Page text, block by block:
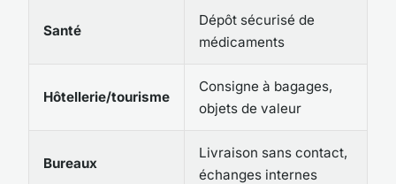
Santé
Dépôt sécurisé de
médicaments
Hôtellerie/tourisme
Consigne à bagages,
objets de valeur
Bureaux
Livraison sans contact,
échanges internes